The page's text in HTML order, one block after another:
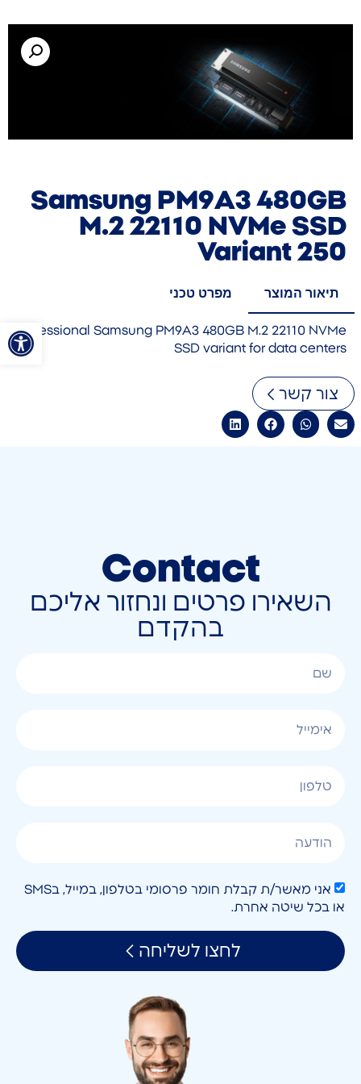
פתח
Samsung PM9A3 480GB
M.2 22110 NVMe SSD
Variant 250
תיאור המוצר מפרט טכני
Professional Samsung PM9A3 480GB M.2 22110 NVMe
SSD variant for data centers
צור קשר
Contact
השאירו פרטים ונחזור אליכם
בהקדם
אני מאשר/ת קבלת חומר פרסומי בטלפון, במייל, בSMS
או בכל שיטה אחרת.
לחצו לשליחה